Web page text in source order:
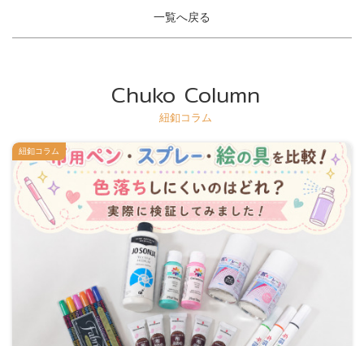
一覧へ戻る
Chuko Column
紐釦コラム
紐釦コラム